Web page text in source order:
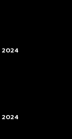
2024
2024